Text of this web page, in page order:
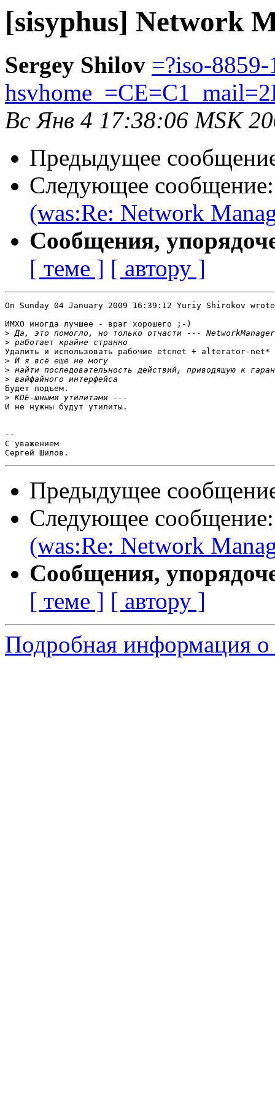
[sisyphus] Network
Sergey Shilov =?iso-8859-
Вс Янв 4 17:38:06 MSK
Предыдущее
Следующее
(was:Re: Network
Сообщения,
[ теме ] [ автору ]
On Sunday 04 January 2009 16:39:12 Yuriy Shirokov
ИМХО иногда лучшее - враг хорошего ;-)
>
>
Удалить и использовать рабочие etcnet + alterator-net*
>
>
>
Будет подъем.
>
И не нужны будут утилиты.
--
С уважением
Предыдущее
Следующее
(was:Re: Network
Сообщения,
[ теме ] [ автору ]
Подробная информация о